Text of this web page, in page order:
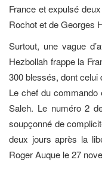
France et expulsé
Rochot et de Georges
Surtout, une vague
Hezbollah frappe la
300 blessés, dont celui
Le chef du commando
Saleh. Le numéro 2
soupçonné de
deux jours après la
Roger Auque le 27